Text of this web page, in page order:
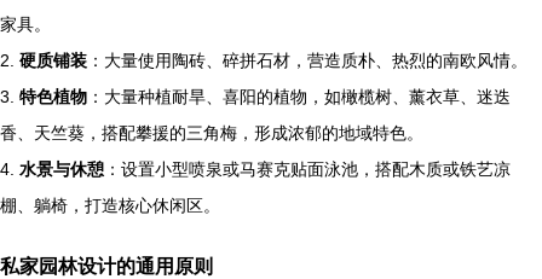
家具。
2. 硬质铺装 ：大量使用陶砖、碎拼石材，营造质朴、热烈的南欧风情。
3. 特色植物 ：大量种植耐旱、喜阳的植物，如橄榄树、薰衣草、迷迭
香、天竺葵，搭配攀援的三角梅，形成浓郁的地域特色。
4. 水景与休憩 ：设置小型喷泉或马赛克贴面泳池，搭配木质或铁艺凉
棚、躺椅，打造核心休闲区。
私家园林设计的通用原则